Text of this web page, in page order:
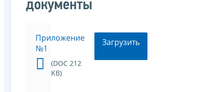
документы
Приложение
№1
(DOC 212
KB)
Загрузить